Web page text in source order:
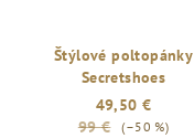
Štýlové poltopánky
Secretshoes
49,50 €
99 €
(–50 %)